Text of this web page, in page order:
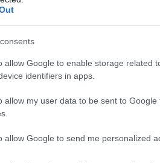
allow Google to enable storage related
identifiers in apps.
allow my user data to be sent to
allow Google to send me personalized
RCE totale. Ti sei mai
di attacco
di attacco si attiva con un
attaccante può dirottare la
Da qui, l’attaccante può
valide. Questo apre la